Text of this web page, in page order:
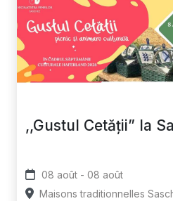
,,Gustul Cetății” la
08 août - 08 août
Maisons traditionnelles